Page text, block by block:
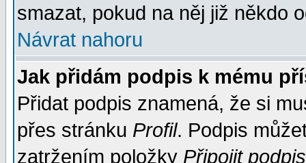
smazat, pokud na něj již někdo
Návrat nahoru
Jak přidám podpis k mému
Přidat podpis znamená, že si
přes stránku Profil. Podpis
zatržením položky Připojit podpis